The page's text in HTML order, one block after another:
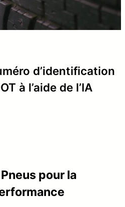
d’identification
à l’aide de l’IA
pour la